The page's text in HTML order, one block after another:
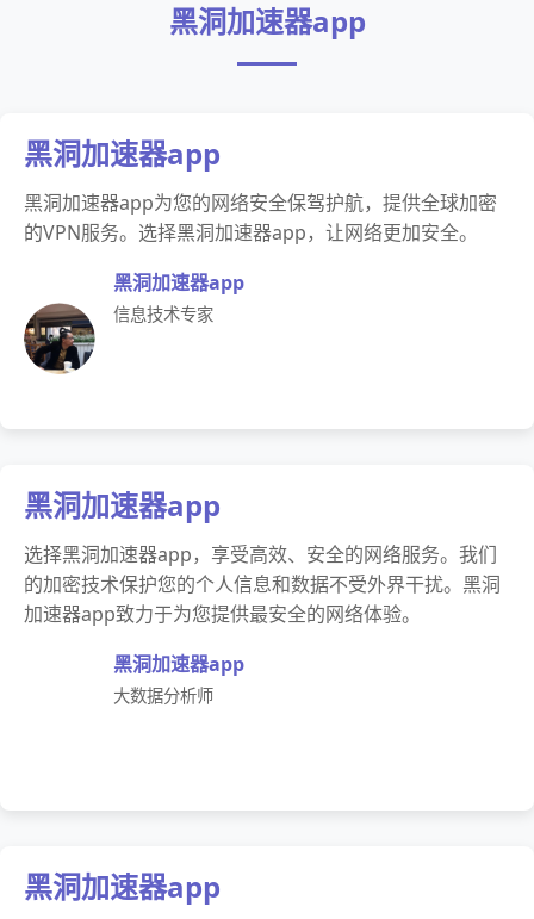
黑洞加速器app
黑洞加速器app
黑洞加速器app为您的网络安全保驾护航，提供全球加密
的VPN服务。选择黑洞加速器app，让网络更加安全。
黑洞加速器app
信息技术专家
黑洞加速器app
选择黑洞加速器app，享受高效、安全的网络服务。我们
的加密技术保护您的个人信息和数据不受外界干扰。黑洞
加速器app致力于为您提供最安全的网络体验。
黑洞加速器app
大数据分析师
黑洞加速器app